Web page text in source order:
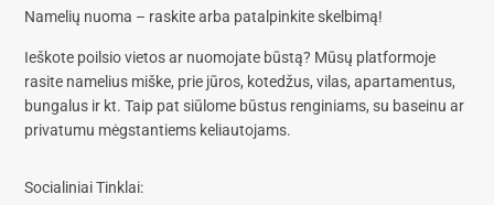
Namelių nuoma – raskite arba patalpinkite skelbimą!
Ieškote poilsio vietos ar nuomojate būstą? Mūsų platformoje
rasite namelius miške, prie jūros, kotedžus, vilas, apartamentus,
bungalus ir kt. Taip pat siūlome būstus renginiams, su baseinu ar
privatumu mėgstantiems keliautojams.
Socialiniai Tinklai: